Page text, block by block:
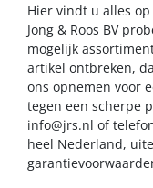
Hier vindt u alles
Jong & Roos BV
mogelijk
artikel ontbreken,
ons opnemen voor
tegen een scherpe
info@jrs.nl of
heel Nederland,